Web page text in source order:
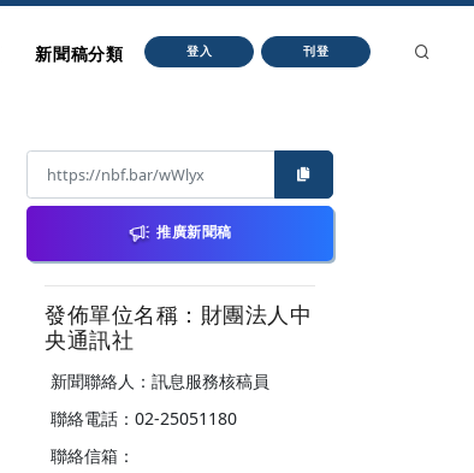
新聞稿分類 登入 刊登
推廣新聞稿
發佈單位名稱：財團法人中
央通訊社
新聞聯絡人：訊息服務核稿員
聯絡電話：02-25051180
聯絡信箱：